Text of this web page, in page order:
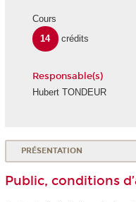
Cours
14
crédits
Responsable(s)
Hubert TONDEUR
PRÉSENTATION
Public, conditions